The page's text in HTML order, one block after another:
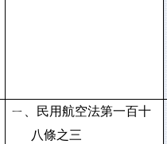
ㄧ、民用航空法第一百十
八條之三